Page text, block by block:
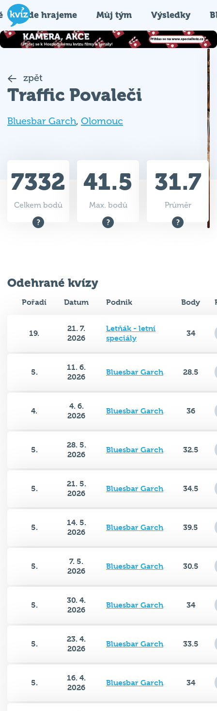
Kde hrajeme Můj tým Výsledky
zpět
Traffic Povaleči
Bluesbar Garch, Olomouc
7332
Celkem bodů
41.5
Max. bodů
31.7
Průměr
Odehrané kvízy
Pořadí Datum Podnik Body
19.
21. 7.
2026
Letňák - letní
speciály
34
5.
11. 6.
2026
Bluesbar Garch 28.5
4.
4. 6.
2026
Bluesbar Garch 36
5.
28. 5.
2026
Bluesbar Garch 32.5
5.
21. 5.
2026
Bluesbar Garch 34.5
5.
14. 5.
2026
Bluesbar Garch 39.5
5.
7. 5.
2026
Bluesbar Garch 30.5
5.
30. 4.
2026
Bluesbar Garch 34
5.
23. 4.
2026
Bluesbar Garch 33.5
5.
16. 4.
2026
Bluesbar Garch 34